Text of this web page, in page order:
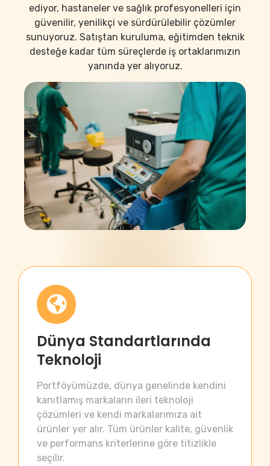
ediyor, hastaneler ve sağlık profesyonelleri için
güvenilir, yenilikçi ve sürdürülebilir çözümler
sunuyoruz. Satıştan kuruluma, eğitimden teknik
desteğe kadar tüm süreçlerde iş ortaklarımızın
yanında yer alıyoruz.
Dünya Standartlarında
Teknoloji
Portföyümüzde, dünya genelinde kendini
kanıtlamış markaların ileri teknoloji
çözümleri ve kendi markalarımıza ait
ürünler yer alır. Tüm ürünler kalite, güvenlik
ve performans kriterlerine göre titizlikle
seçilir.